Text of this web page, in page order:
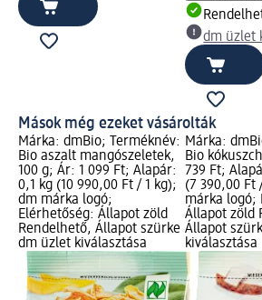
dm üzlet
Mások még ezeket vásárolták
Márka: dmBio; Terméknév:
Bio aszalt mangószeletek,
100 g; Ár: 1 099 Ft; Alapár:
0,1 kg (10 990,00 Ft / 1 kg);
dm márka logó;
Elérhetőség: Állapot zöld
Rendelhető, Állapot szürke
dm üzlet kiválasztása
Márka:
Bio
739 Ft;
(7 390,00 Ft
márka logó;
Állapot zöld
Állapot
kiválasztása